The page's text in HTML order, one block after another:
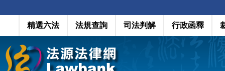
精選六法 法規查詢 司法判解 行政函釋